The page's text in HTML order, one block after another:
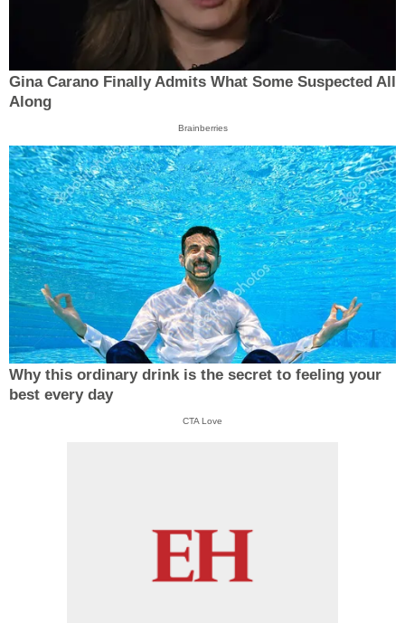
Gina Carano Finally Admits What Some Suspected All
Along
Brainberries
Why this ordinary drink is the secret to feeling your
best every day
CTA Love